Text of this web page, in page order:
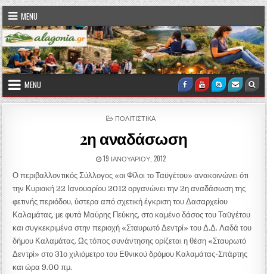
Skip to content
MENU
MENU Facebook
Youtube
SkypeEmail
POSTED IN
ΠΟΛΙΤΙΣΤΙΚΑ
2η αναδάσωση
PUBLISHED DATE:
19 ΙΑΝΟΥΑΡΊΟΥ, 2012
Ο περιβαλλοντικός Σύλλογος «οι Φίλοι το Ταϋγέτου» ανακοινώνει ότι
την Κυριακή 22 Ιανουαρίου 2012 οργανώνει την 2η αναδάσωση της
φετινής περιόδου, ύστερα από σχετική έγκριση του Δασαρχείου
Καλαμάτας, με φυτά Μαύρης Πεύκης, στο καμένο δάσος του Ταϋγέτου
και συγκεκριμένα στην περιοχή «Σταυρωτό Δεντρί» του Δ.Δ. Λαδά του
δήμου Καλαμάτας. Ως τόπος συνάντησης ορίζεται η θέση «Σταυρωτό
Δεντρί» στο 31ο χιλιόμετρο του Εθνικού δρόμου Καλαμάτας-Σπάρτης
και ώρα 9.00 πμ.